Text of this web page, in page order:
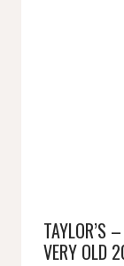
TAYLOR’S
VERY OLD